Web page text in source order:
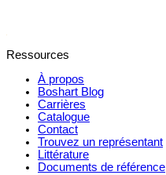
Ressources
À propos
Boshart Blog
Carrières
Catalogue
Contact
Trouvez un représentant
Littérature
Documents de référence